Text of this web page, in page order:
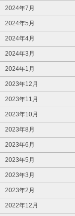
2024年7月
2024年5月
2024年4月
2024年3月
2024年1月
2023年12月
2023年11月
2023年10月
2023年8月
2023年6月
2023年5月
2023年3月
2023年2月
2022年12月